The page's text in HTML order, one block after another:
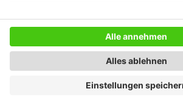
Datenschutz
Newsletter